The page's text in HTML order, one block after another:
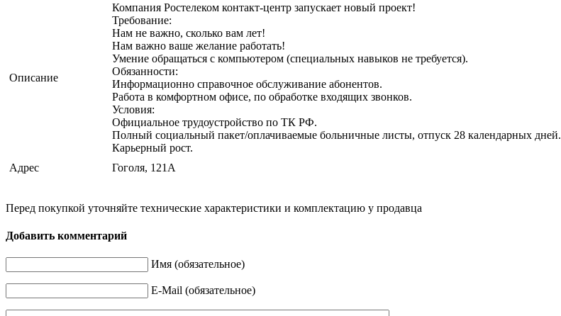
Описание
Компания Ростелеком контакт-центр запускает новый проект!
Требование:
Нам не важно, сколько вам лет!
Нам важно ваше желание работать!
Умение обращаться с компьютером (специальных навыков не требуется).
Обязанности:
Информационно справочное обслуживание абонентов.
Работа в комфортном офисе, по обработке входящих звонков.
Условия:
Официальное трудоустройство по ТК РФ.
Полный социальный пакет/оплачиваемые больничные листы, отпуск 28 календарных дней.
Карьерный рост.
Адрес
Гоголя, 121А
Перед покупкой уточняйте технические характеристики и комплектацию у продавца
Добавить комментарий
Имя (обязательное)
E-Mail (обязательное)